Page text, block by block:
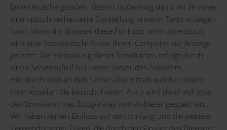
Browsercache geladen. Dies ist notwendig damit Ihr Browser
eine optisch verbesserte Darstellung unserer Texte anzeigen
kann. Wenn Ihr Browser diese Funktion nicht unterstützt,
wird eine Standardschrift von Ihrem Computer zur Anzeige
genutzt. Die Einbindung dieser Schriftarten erfolgt durch
einen Serveraufruf bei einem Server des Anbieters.
Hierdurch wird an den Server übermittelt, welche unserer
Internetseiten Sie besucht haben. Auch wird die IP-Adresse
des Browsers Ihres Endgerätes vom Anbieter gespeichert.
Wir haben keinen Einfluss auf den Umfang und die weitere
Verwendung der Daten, die durch den Einsatz des Dienstes